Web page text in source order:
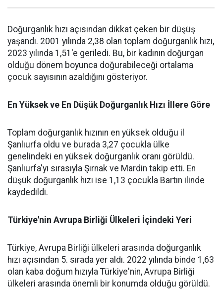
Doğurganlık hızı açısından dikkat çeken bir düşüş
yaşandı. 2001 yılında 2,38 olan toplam doğurganlık hızı,
2023 yılında 1,51'e geriledi. Bu, bir kadının doğurgan
olduğu dönem boyunca doğurabileceği ortalama
çocuk sayısının azaldığını gösteriyor.
En Yüksek ve En Düşük Doğurganlık Hızı İllere Göre
Toplam doğurganlık hızının en yüksek olduğu il
Şanlıurfa oldu ve burada 3,27 çocukla ülke
genelindeki en yüksek doğurganlık oranı görüldü.
Şanlıurfa'yı sırasıyla Şırnak ve Mardin takip etti. En
düşük doğurganlık hızı ise 1,13 çocukla Bartın ilinde
kaydedildi.
Türkiye'nin Avrupa Birliği Ülkeleri İçindeki Yeri
Türkiye, Avrupa Birliği ülkeleri arasında doğurganlık
hızı açısından 5. sırada yer aldı. 2022 yılında binde 1,63
olan kaba doğum hızıyla Türkiye'nin, Avrupa Birliği
ülkeleri arasında önemli bir konumda olduğu görüldü.